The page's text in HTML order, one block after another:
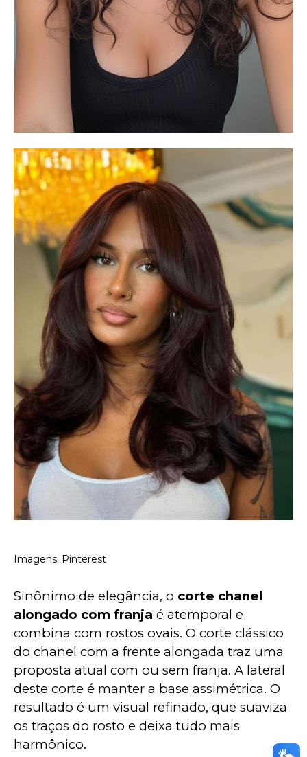
Imagens: Pinterest
Sinônimo de elegância, o corte chanel
alongado com franja é atemporal e
combina com rostos ovais. O corte clássico
do chanel com a frente alongada traz uma
proposta atual com ou sem franja. A lateral
deste corte é manter a base assimétrica. O
resultado é um visual refinado, que suaviza
os traços do rosto e deixa tudo mais
harmônico.